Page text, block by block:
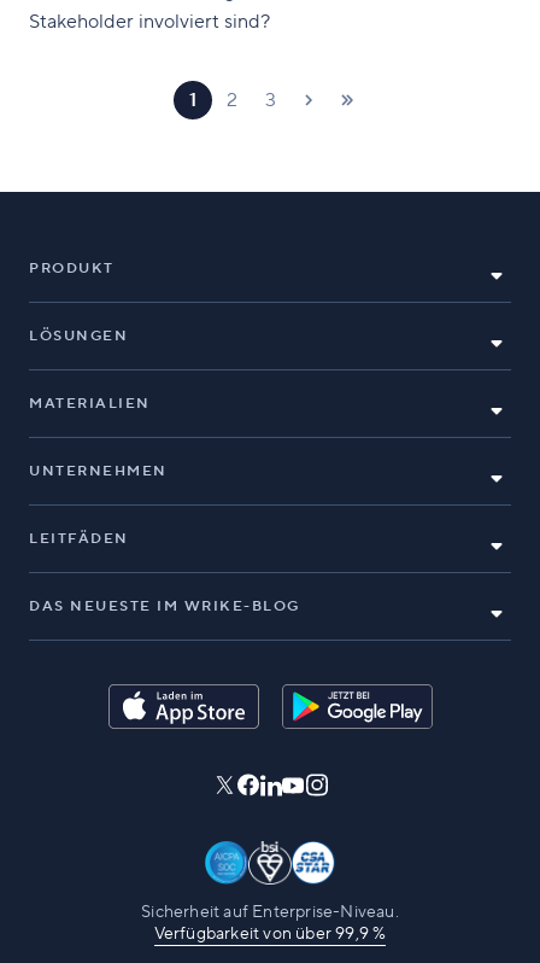
Stakeholder involviert sind?
1 2 3
PRODUKT
LÖSUNGEN
MATERIALIEN
UNTERNEHMEN
LEITFÄDEN
DAS NEUESTE IM WRIKE-BLOG
Sicherheit auf Enterprise-Niveau.
Verfügbarkeit von über 99,9 %